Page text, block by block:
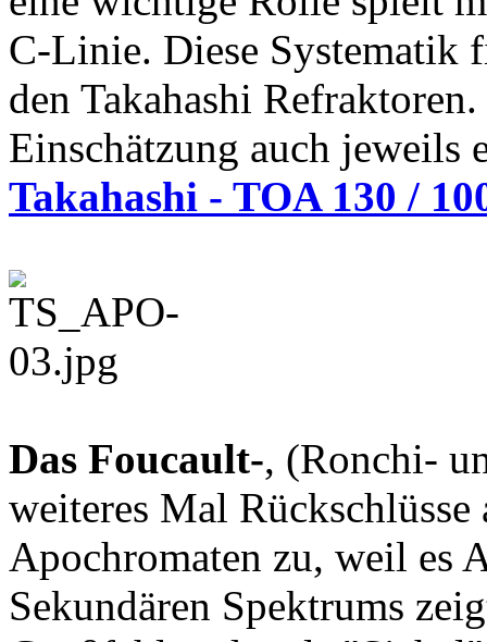
C-Linie. Diese Systematik
den Takahashi
Einschätzung auch
Takahashi - TOA 130 /
Das Foucault-, (Ronchi-
weiteres Mal
Apochromaten zu, weil es
Sekundären Spektrums